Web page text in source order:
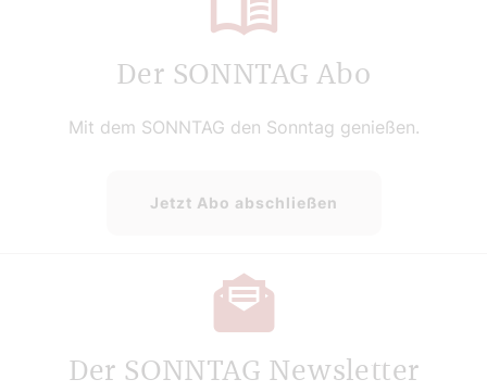
Der SONNTAG Abo
Mit dem SONNTAG den Sonntag genießen.
Jetzt Abo abschließen
Der SONNTAG Newsletter